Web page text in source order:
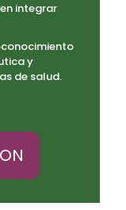
integrar
y
de salud.